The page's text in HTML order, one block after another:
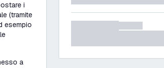
i
(tramite
esempio
a